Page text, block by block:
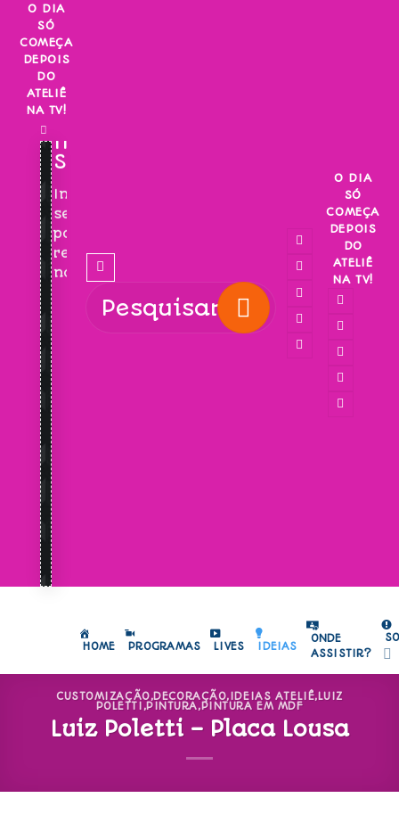
Skip
content
O DIA
SÓ
COMEÇA
DEPOIS
DO
ATELIÊ
NA TV!
INSCREVA-
SE!
Inscreva-
se
para
receber
novidades!
O DIA
SÓ
COMEÇA
DEPOIS
DO
ATELIÊ
NA TV!
HOME PROGRAMAS LIVES IDEIAS
ONDE
ASSISTIR?
CUSTOMIZAÇÃO,DECORAÇÃO, IDEIAS ATELIÊ, LUIZ
POLETTI ,PINTURA, PINTURA EM MDF
Luiz Poletti – Placa Lousa